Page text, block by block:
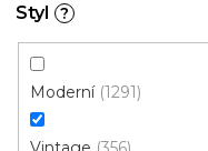
Styl ?
Moderní 1291
Kusový koberec
od